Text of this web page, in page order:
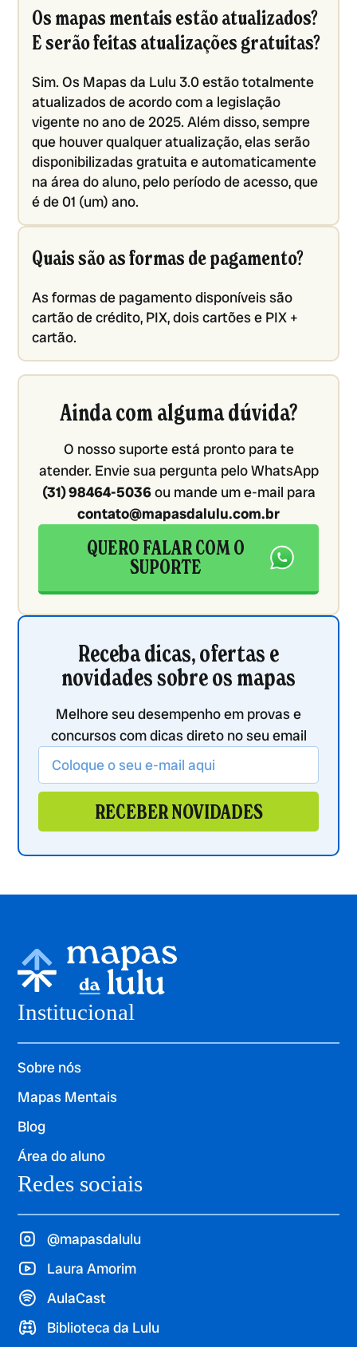
Os mapas mentais estão atualizados?
E serão feitas atualizações gratuitas?
Sim. Os Mapas da Lulu 3.0 estão totalmente
atualizados de acordo com a legislação
vigente no ano de 2025. Além disso, sempre
que houver qualquer atualização, elas serão
disponibilizadas gratuita e automaticamente
na área do aluno, pelo período de acesso, que
é de 01 (um) ano.
Quais são as formas de pagamento?
As formas de pagamento disponíveis são
cartão de crédito, PIX, dois cartões e PIX +
cartão.
Ainda com alguma dúvida?
O nosso suporte está pronto para te
atender. Envie sua pergunta pelo WhatsApp
(31) 98464-5036ou mande um e-mail para
contato@mapasdalulu.com.br
QUERO FALAR COM O
SUPORTE
Receba dicas, ofertas e
novidades sobre os mapas
Melhore seu desempenho em provas e
concursos com dicas direto no seu email
RECEBER NOVIDADES
Institucional
Sobre nós
Mapas Mentais
Blog
Área do aluno
Redes sociais
@mapasdalulu
Laura Amorim
AulaCast
Biblioteca da Lulu